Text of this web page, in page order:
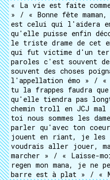
« La vie est faite
» / « Bonne fête
est celui qui l'aidera
qu'elle puisse enfin
le triste drame de cet
qui fut victime d'un
paroles c'est souvent
souvent des choses
l'appellation émo » /
tu la frappes faudra
qu'elle tiendra pas
chemin troll en JCJ
toi nous sommes les
parler qu'avec ton
jouent en riant, je les
voudrais aller jouer,
marcher » / « Laisse-
regen mon mana, je ne
barre est à plat » / «